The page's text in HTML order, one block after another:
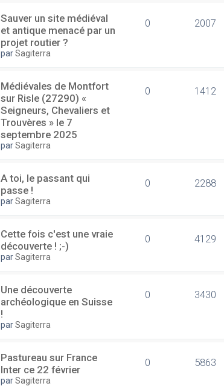
Sauver un site médiéval
et antique menacé par un
projet routier ?
parSagiterra
0 2007
Médiévales de Montfort
sur Risle (27290) «
Seigneurs, Chevaliers et
Trouvères » le 7
septembre 2025
parSagiterra
0 1412
A toi, le passant qui
passe !
parSagiterra
0 2288
Cette fois c'est une vraie
découverte ! ;-)
parSagiterra
0 4129
Une découverte
archéologique en Suisse
!
parSagiterra
0 3430
Pastureau sur France
Inter ce 22 février
parSagiterra
0 5863